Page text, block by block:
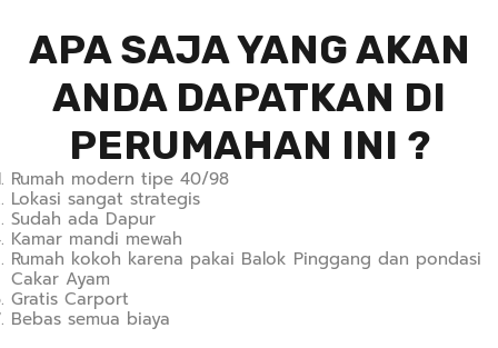
APA SAJA YANG AKAN
ANDA DAPATKAN DI
PERUMAHAN INI ?
Rumah modern tipe 40/98
Lokasi sangat strategis
Sudah ada Dapur
Kamar mandi mewah
Rumah kokoh karena pakai Balok Pinggang dan pondasi
Cakar Ayam
Gratis Carport
Bebas semua biaya